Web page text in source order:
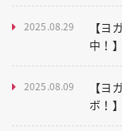
2025.08.29
【
中！】
2025.08.09
【
ボ！】